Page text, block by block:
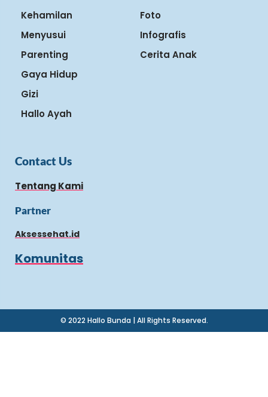
Kehamilan
Menyusui
Parenting
Gaya Hidup
Gizi
Hallo Ayah
Foto
Infografis
Cerita Anak
Contact Us
Tentang Kami
Partner
Aksessehat.id
Komunitas
© 2022 Hallo Bunda | All Rights Reserved.